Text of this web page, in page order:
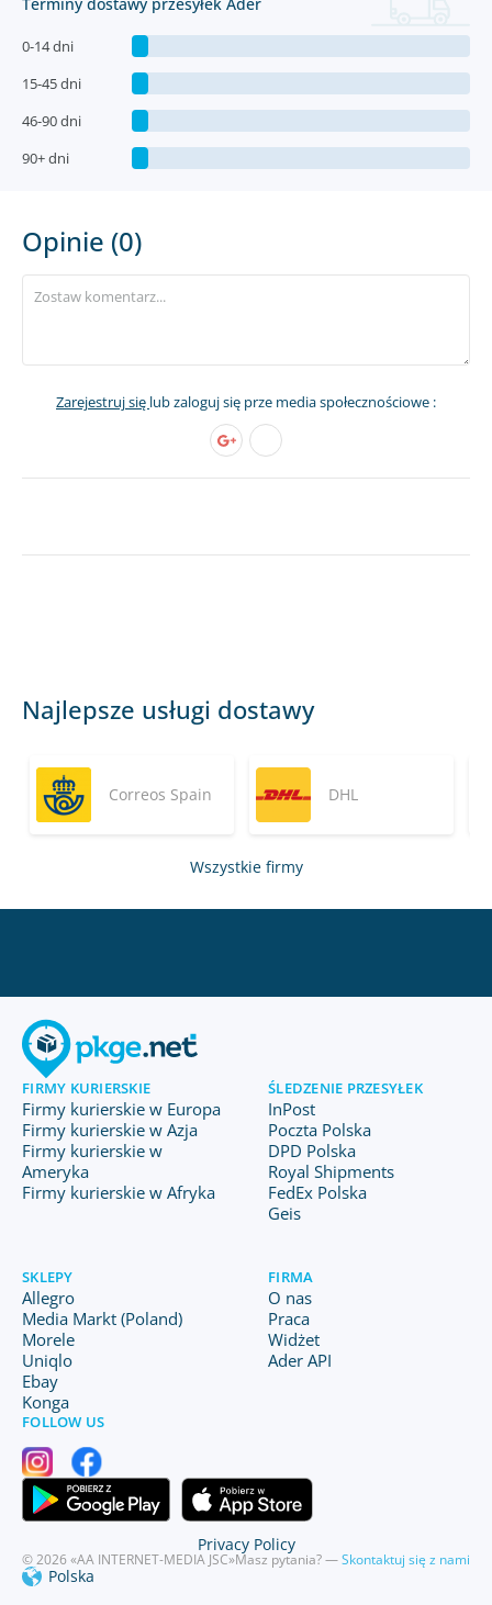
0-14 dni
15-45 dni
46-90 dni
90+ dni
Opinie (0)
Zarejestruj się lub zaloguj się prze media społecznościowe :
Najlepsze usługi dostawy
Correos Spain DHL
Wszystkie firmy
FIRMY KURIERSKIE
Firmy kurierskie w Europa
Firmy kurierskie w Azja
Firmy kurierskie w
Ameryka
Firmy kurierskie w Afryka
ŚLEDZENIE PRZESYŁEK
InPost
Poczta Polska
DPD Polska
Royal Shipments
FedEx Polska
Geis
SKLEPY
Allegro
Media Markt (Poland)
Morele
Uniqlo
Ebay
Konga
FIRMA
O nas
Praca
Widżet
Ader API
FOLLOW US
© 2026 «AA INTERNET-MEDIA JSC»Masz pytania? —Skontaktuj się z nami
Polska
Privacy Policy